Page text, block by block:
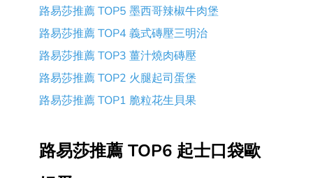
路易莎推薦 TOP5 墨西哥辣椒牛肉堡
路易莎推薦 TOP4 義式磚壓三明治
路易莎推薦 TOP3 薑汁燒肉磚壓
路易莎推薦 TOP2 火腿起司蛋堡
路易莎推薦 TOP1 脆粒花生貝果
路易莎推薦 TOP6 起士口袋歐